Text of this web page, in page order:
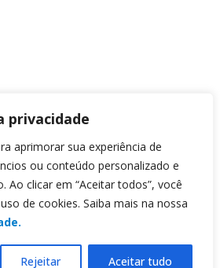
privacidade
aprimorar sua experiência de
ou conteúdo personalizado e
Ao clicar em “Aceitar todos”, você
de cookies. Saiba mais na nossa
Rejeitar Aceitar tudo